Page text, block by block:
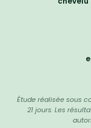
Étude réalisée sous
21 jours. Les